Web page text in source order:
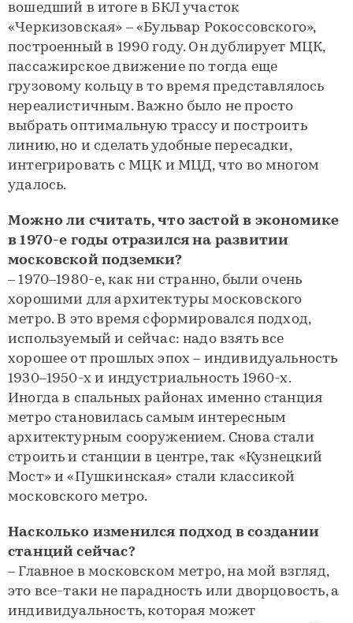
вошедший в итоге в БКЛ участок
«Черкизовская» – «Бульвар Рокоссовского»,
построенный в 1990 году. Он дублирует МЦК,
пассажирское движение по тогда еще
грузовому кольцу в то время представлялось
нереалистичным. Важно было не просто
выбрать оптимальную трассу и построить
линию, но и сделать удобные пересадки,
интегрировать с МЦК и МЦД, что во многом
удалось.
Можно ли считать, что застой в экономике
в 1970-е годы отразился на развитии
московской подземки?
– 1970–1980-е, как ни странно, были очень
хорошими для архитектуры московского
метро. В это время сформировался подход,
используемый и сейчас: надо взять все
хорошее от прошлых эпох – индивидуальность
1930–1950-х и индустриальность 1960-х.
Иногда в спальных районах именно станция
метро становилась самым интересным
архитектурным сооружением. Снова стали
строить и станции в центре, так «Кузнецкий
Мост» и «Пушкинская» стали классикой
московского метро.
Насколько изменился подход в создании
станций сейчас?
– Главное в московском метро, на мой взгляд,
это все-таки не парадность или дворцовость, а
индивидуальность, которая может